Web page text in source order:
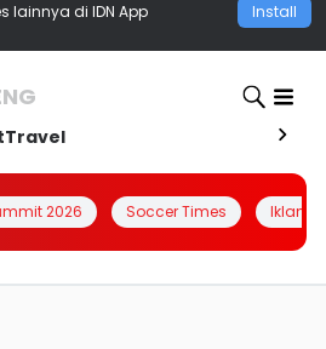
lainnya di IDN App Install
Travel
2026 Soccer Times Iklanin